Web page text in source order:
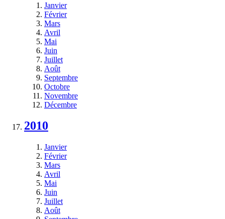
Janvier
Février
Mars
Avril
Mai
Juin
Juillet
Août
Septembre
Octobre
Novembre
Décembre
2010
Janvier
Février
Mars
Avril
Mai
Juin
Juillet
Août